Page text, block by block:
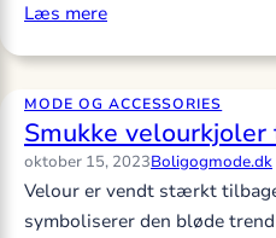
Læs mere
MODE OG ACCESSORIES
Smukke
oktober 15, 2023Boligogmode.dk
Velour er vendt stærkt
symboliserer den bløde